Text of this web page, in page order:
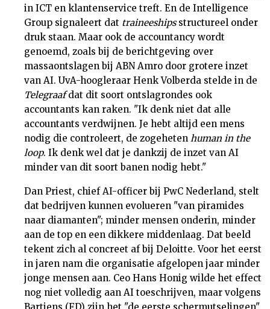
in ICT en klantenservice treft. En de Intelligence
Group signaleert dat traineeshipsstructureel onder
druk staan. Maar ook de accountancy wordt
genoemd, zoals bij de berichtgeving over
massaontslagen bij ABN Amro door grotere inzet
van AI. UvA-hoogleraar Henk Volberda stelde in de
Telegraafdat dit soort ontslagrondes ook
accountants kan raken. "Ik denk niet dat alle
accountants verdwijnen. Je hebt altijd een mens
nodig die controleert, de zogeheten human in the
loop. Ik denk wel dat je dankzij de inzet van AI
minder van dit soort banen nodig hebt."
Dan Priest, chief AI-officer bij PwC Nederland, stelt
dat bedrijven kunnen evolueren "van piramides
naar diamanten"; minder mensen onderin, minder
aan de top en een dikkere middenlaag. Dat beeld
tekent zich al concreet af bij Deloitte. Voor het eerst
in jaren nam die organisatie afgelopen jaar minder
jonge mensen aan. Ceo Hans Honig wilde het effect
nog niet volledig aan AI toeschrijven, maar volgens